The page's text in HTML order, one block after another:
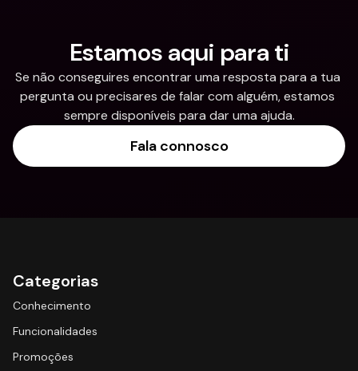
Estamos aqui para ti
Se não conseguires encontrar uma resposta para a tua
pergunta ou precisares de falar com alguém, estamos
sempre disponíveis para dar uma ajuda.
Fala connosco
Categorias
Conhecimento
Funcionalidades
Promoções